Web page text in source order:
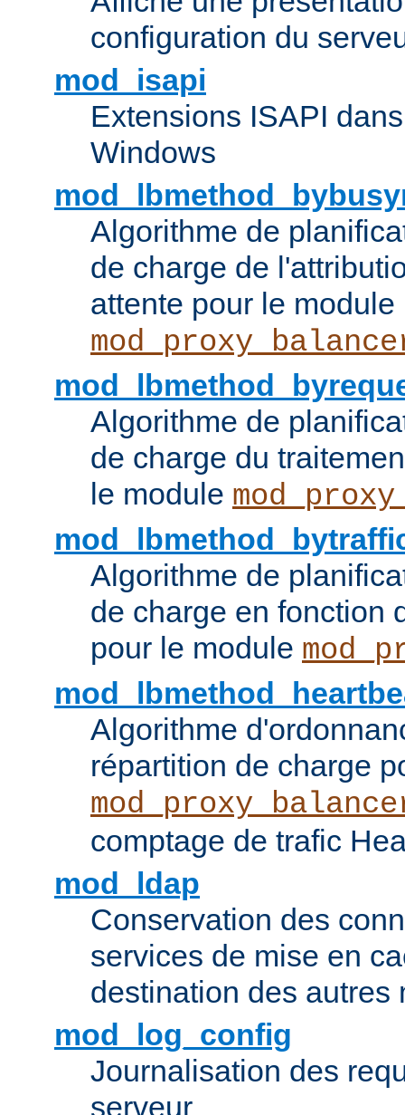
configuration du
mod_isapi
Extensions ISAPI
Windows
Algorithme de
de charge de
attente pour le module
Algorithme de
de charge du
le module
Algorithme de
de charge en fonction
pour le module
Algorithme
répartition de charge
comptage de trafic
mod_ldap
Conservation des
services de mise en
destination des autres
mod_log_config
Journalisation des
serveur